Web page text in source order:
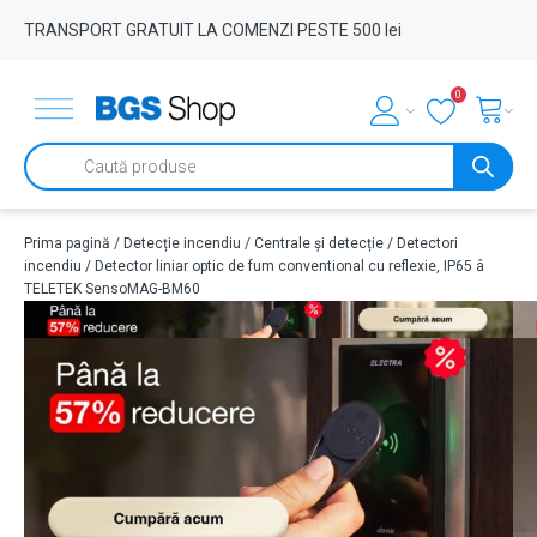
TRANSPORT GRATUIT LA COMENZI PESTE 500 lei
0
Products
search
Prima pagină / Detecție incendiu / Centrale și detecție / Detectori
incendiu / Detector liniar optic de fum conventional cu reflexie, IP65 â
TELETEK SensoMAG-BM60